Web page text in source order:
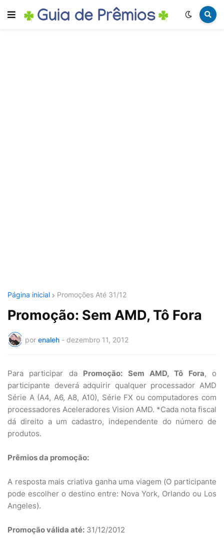
Página inicial Promoções Até 31/12
Promoção: Sem AMD, Tô Fora
por enaleh - dezembro 11, 2012
Para participar da Promoção: Sem AMD, Tô Fora, o
participante deverá adquirir qualquer processador AMD
Série A (A4, A6, A8, A10), Série FX ou computadores com
processadores Aceleradores Vision AMD. *Cada nota fiscal
dá direito a um cadastro, independente do número de
produtos.
Prêmios da promoção:
A resposta mais criativa ganha uma viagem (O participante
pode escolher o destino entre: Nova York, Orlando ou Los
Angeles).
Promoção válida até: 31/12/2012